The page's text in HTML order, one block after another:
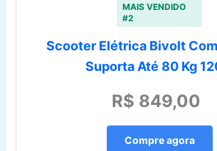
MAIS VENDIDO
#2
Scooter Elétrica Bivolt
Suporta Até 80 Kg
R$ 849,00
Compre agora